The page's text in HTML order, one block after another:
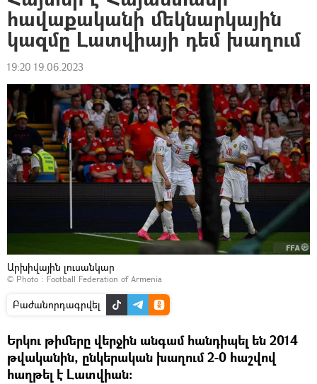
հավաքականի մեկնարկային
կազմը Լատվիայի դեմ խաղում
19:20 19.06.2023
Արխիվային լուսանկար
© Photo : Football Federation of Armenia
Բաժանորդագրվել
Երկու թիմերը վերջին անգամ հանդիպել են 2014
թվականին, ընկերական խաղում 2-0 հաշվով
հաղթել է Լատվիան։